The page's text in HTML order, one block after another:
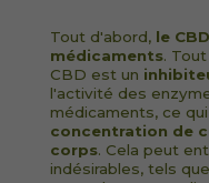
Tout d'abord, le
médicaments.
CBD est un
l'activité des
médicaments, ce qui
concentration de
corps. Cela peut
indésirables, tels